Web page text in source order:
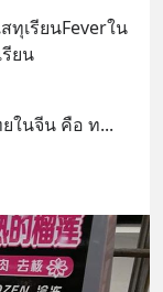
ทุเรียนFeverใน
ยน
ในจีน คือ ท